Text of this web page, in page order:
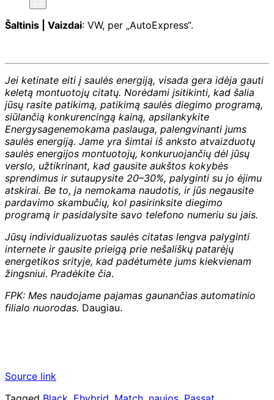
Šaltinis | Vaizdai: VW, per „AutoExpress“.
Jei ketinate eiti į saulės energiją, visada gera idėja gauti
keletą montuotojų citatų. Norėdami įsitikinti, kad šalia
jūsų rasite patikimą, patikimą saulės diegimo programą,
siūlančią konkurencingą kainą, apsilankykite
Energysagenemokama paslauga, palengvinanti jums
saulės energiją. Jame yra šimtai iš anksto atvaizduotų
saulės energijos montuotojų, konkuruojančių dėl jūsų
verslo, užtikrinant, kad gausite aukštos kokybės
sprendimus ir sutaupysite 20–30%, palyginti su jo ėjimu
atskirai. Be to, ja nemokama naudotis, ir jūs negausite
pardavimo skambučių, kol pasirinksite diegimo
programą ir pasidalysite savo telefono numeriu su jais.
Jūsų individualizuotas saulės citatas lengva palyginti
internete ir gausite prieigą prie nešališkų patarėjų
energetikos srityje, kad padėtumėte jums kiekvienam
žingsniui. Pradėkite čia.
FPK: Mes naudojame pajamas gaunančias automatinio
filialo nuorodas. Daugiau.
Source link